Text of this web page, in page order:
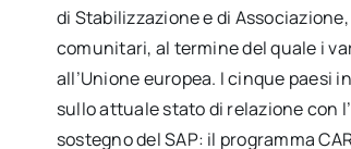
di Stabilizzazione e di
comunitari, al termine del quale i
all’Unione europea. I cinque paesi
sullo attuale stato di relazione con
sostegno del SAP: il programma